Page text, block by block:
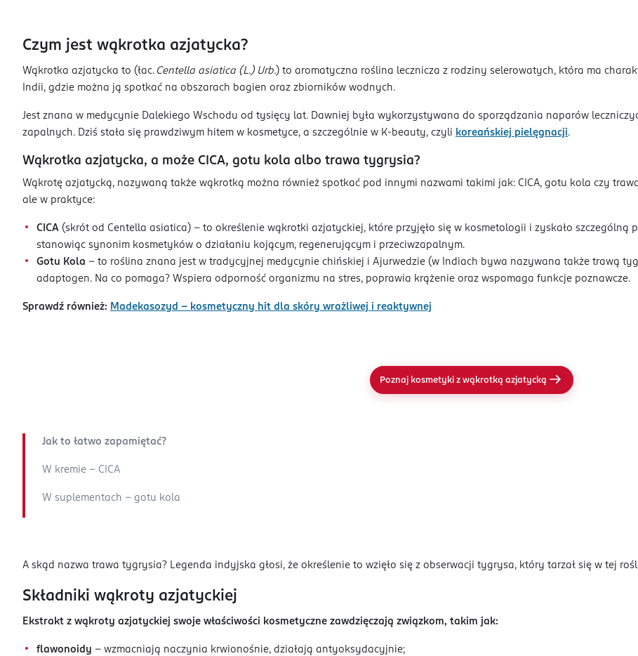
Czym jest wąkrotka azjatycka?
Wąkrotka azjatycka to (łac. Centella asiatica (L.) Urb.) to aromatyczna roślina lecznicza z rodziny selerowatych, która ma
Indii, gdzie można ją spotkać na obszarach bagien oraz zbiorników wodnych.
Jest znana w medycynie Dalekiego Wschodu od tysięcy lat. Dawniej była wykorzystywana do sporządzania naparów
zapalnych. Dziś stała się prawdziwym hitem w kosmetyce, a szczególnie w K-beauty, czyli koreańskiej pielęgnacji.
Wąkrotka azjatycka, a może CICA, gotu kola albo trawa tygrysia?
Wąkrotę azjatycką, nazywaną także wąkrotką można również spotkać pod innymi nazwami takimi jak: CICA, gotu kola czy
ale w praktyce:
CICA (skrót od Centella asiatica) – to określenie wąkrotki azjatyckiej, które przyjęło się w kosmetologii i zyskało szczególną
stanowiąc synonim kosmetyków o działaniu kojącym, regenerującym i przeciwzapalnym.
Gotu Kola – to roślina znana jest w tradycyjnej medycynie chińskiej i Ajurwedzie (w Indiach bywa nazywana także trawą
adaptogen. Na co pomaga? Wspiera odporność organizmu na stres, poprawia krążenie oraz wspomaga funkcje poznawcze.
Sprawdź również: Madekasozyd – kosmetyczny hit dla skóry wrażliwej i reaktywnej
Poznaj kosmetyki z wąkrotką azjatycką
Jak to łatwo zapamiętać?
W kremie - CICA
W suplementach - gotu kola
A skąd nazwa trawa tygrysia? Legenda indyjska głosi, że określenie to wzięło się z obserwacji tygrysa, który tarzał się w tej
Składniki wąkroty azjatyckiej
Ekstrakt z wąkroty azjatyckiej swoje właściwości kosmetyczne zawdzięczają związkom, takim jak:
flawonoidy – wzmacniają naczynia krwionośnie, działają antyoksydacyjnie;